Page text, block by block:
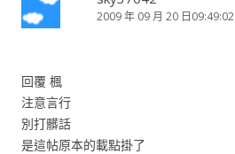
2009 年 09 月 20 日09:49:02
回覆 楓
注意言行
別打髒話
是這帖原本的載點掛了